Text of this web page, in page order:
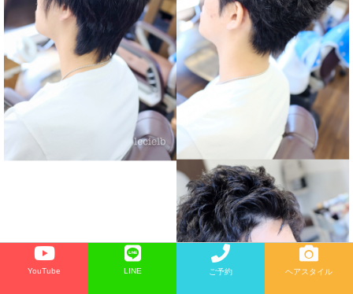
YouTube LINE ご予約 ヘアスタイル